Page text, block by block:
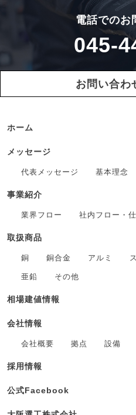
電話でのお
045-
お問い合わ
ホーム
メッセージ
代表メッセージ 基本理念
事業紹介
業界フロー 社内フロー・
取扱商品
銅 銅合金 アルミ
亜鉛 その他
相場建値情報
会社情報
会社概要 拠点 設備
採用情報
公式Facebook